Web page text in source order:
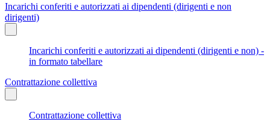
Incarichi conferiti e autorizzati ai dipendenti (dirigenti e non
dirigenti)
Incarichi conferiti e autorizzati ai dipendenti (dirigenti e non) -
in formato tabellare
Contrattazione collettiva
Contrattazione collettiva